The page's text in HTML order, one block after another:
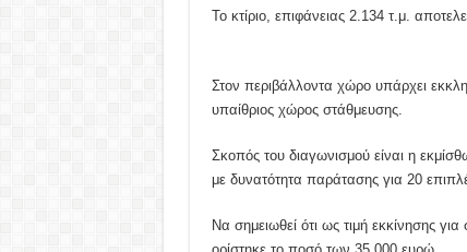
Το κτίριο, επιφάνειας 2.134 τ.μ.
Στον περιβάλλοντα χώρο υπάρχει
υπαίθριος χώρος στάθμευσης.
Σκοπός του διαγωνισμού είναι η
με δυνατότητα παράτασης για 20
Να σημειωθεί ότι ως τιμή εκκίνησης